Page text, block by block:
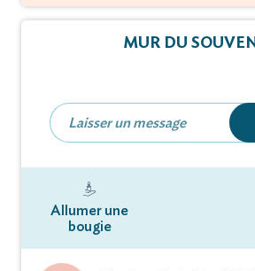
MUR DU
Allumer une
bougie